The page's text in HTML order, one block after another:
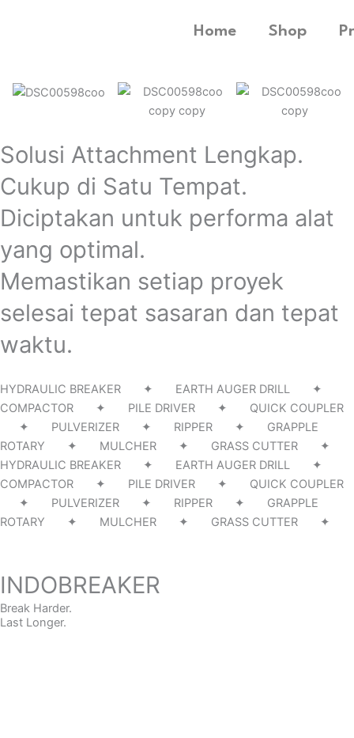
Home Shop
Solusi Attachment Lengkap.
Cukup di Satu Tempat.
Diciptakan untuk performa alat
yang optimal.
Memastikan setiap proyek
selesai tepat sasaran dan tepat
waktu.
HYDRAULIC BREAKER ✦ EARTH AUGER DRILL ✦
COMPACTOR ✦ PILE DRIVER ✦ QUICK COUPLER
✦ PULVERIZER ✦ RIPPER ✦ GRAPPLE
ROTARY ✦ MULCHER ✦ GRASS CUTTER ✦
HYDRAULIC BREAKER ✦ EARTH AUGER DRILL ✦
COMPACTOR ✦ PILE DRIVER ✦ QUICK COUPLER
✦ PULVERIZER ✦ RIPPER ✦ GRAPPLE
ROTARY ✦ MULCHER ✦ GRASS CUTTER ✦
INDOBREAKER
Break Harder.
Last Longer.